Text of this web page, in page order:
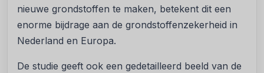
nieuwe grondstoffen te maken, betekent dit een
enorme bijdrage aan de grondstoffenzekerheid in
Nederland en Europa.
De studie geeft ook een gedetailleerd beeld van de